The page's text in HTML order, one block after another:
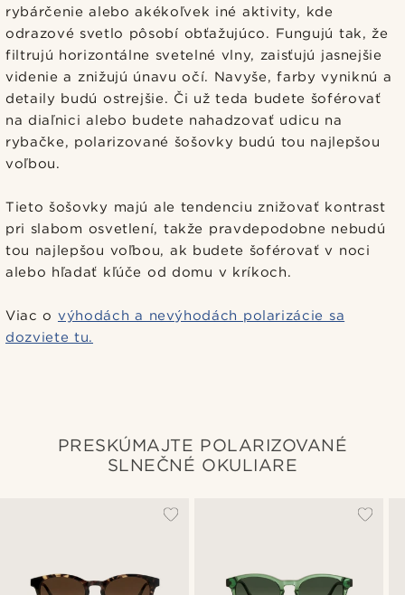
rybárčenie alebo akékoľvek iné aktivity, kde
odrazové svetlo pôsobí obťažujúco. Fungujú tak, že
filtrujú horizontálne svetelné vlny, zaisťujú jasnejšie
videnie a znižujú únavu očí. Navyše, farby vyniknú a
detaily budú ostrejšie. Či už teda budete šoférovať
na diaľnici alebo budete nahadzovať udicu na
rybačke, polarizované šošovky budú tou najlepšou
voľbou.
Tieto šošovky majú ale tendenciu znižovať kontrast
pri slabom osvetlení, takže pravdepodobne nebudú
tou najlepšou voľbou, ak budete šoférovať v noci
alebo hľadať kľúče od domu v kríkoch.
Viac o výhodách a nevýhodách polarizácie sa
dozviete tu.
PRESKÚMAJTE POLARIZOVANÉ
SLNEČNÉ OKULIARE